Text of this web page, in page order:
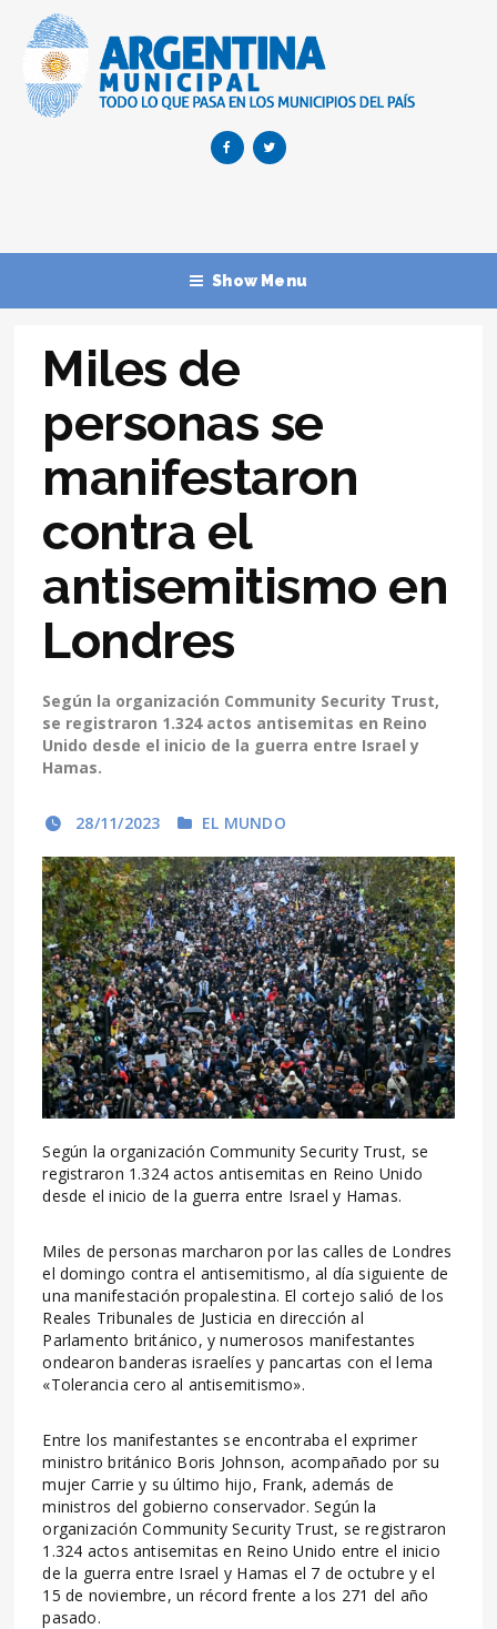
Show Menu
Miles de
personas se
manifestaron
contra el
antisemitismo en
Londres
Según la organización Community Security Trust,
se registraron 1.324 actos antisemitas en Reino
Unido desde el inicio de la guerra entre Israel y
Hamas.
28/11/2023 EL MUNDO
Según la organización Community Security Trust, se
registraron 1.324 actos antisemitas en Reino Unido
desde el inicio de la guerra entre Israel y Hamas.
Miles de personas marcharon por las calles de Londres
el domingo contra el antisemitismo, al día siguiente de
una manifestación propalestina. El cortejo salió de los
Reales Tribunales de Justicia en dirección al
Parlamento británico, y numerosos manifestantes
ondearon banderas israelíes y pancartas con el lema
«Tolerancia cero al antisemitismo».
Entre los manifestantes se encontraba el exprimer
ministro británico Boris Johnson, acompañado por su
mujer Carrie y su último hijo, Frank, además de
ministros del gobierno conservador. Según la
organización Community Security Trust, se registraron
1.324 actos antisemitas en Reino Unido entre el inicio
de la guerra entre Israel y Hamas el 7 de octubre y el
15 de noviembre, un récord frente a los 271 del año
pasado.